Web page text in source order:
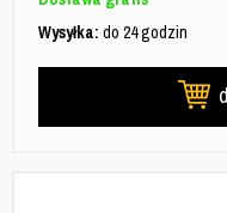
Wysyłka: do 24 godzin